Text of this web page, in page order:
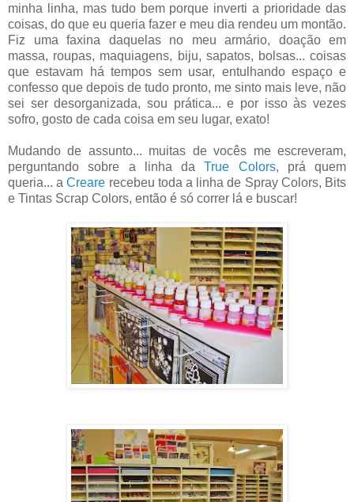
minha linha, mas tudo bem porque inverti a prioridade das
coisas, do que eu queria fazer e meu dia rendeu um montão.
Fiz uma faxina daquelas no meu armário, doação em
massa, roupas, maquiagens, biju, sapatos, bolsas... coisas
que estavam há tempos sem usar, entulhando espaço e
confesso que depois de tudo pronto, me sinto mais leve, não
sei ser desorganizada, sou prática... e por isso às vezes
sofro, gosto de cada coisa em seu lugar, exato!
Mudando de assunto... muitas de vocês me escreveram,
perguntando sobre a linha daTrue Colors, prá quem
queria... aCreare recebeu toda a linha de Spray Colors, Bits
e Tintas Scrap Colors, então é só correr lá e buscar!